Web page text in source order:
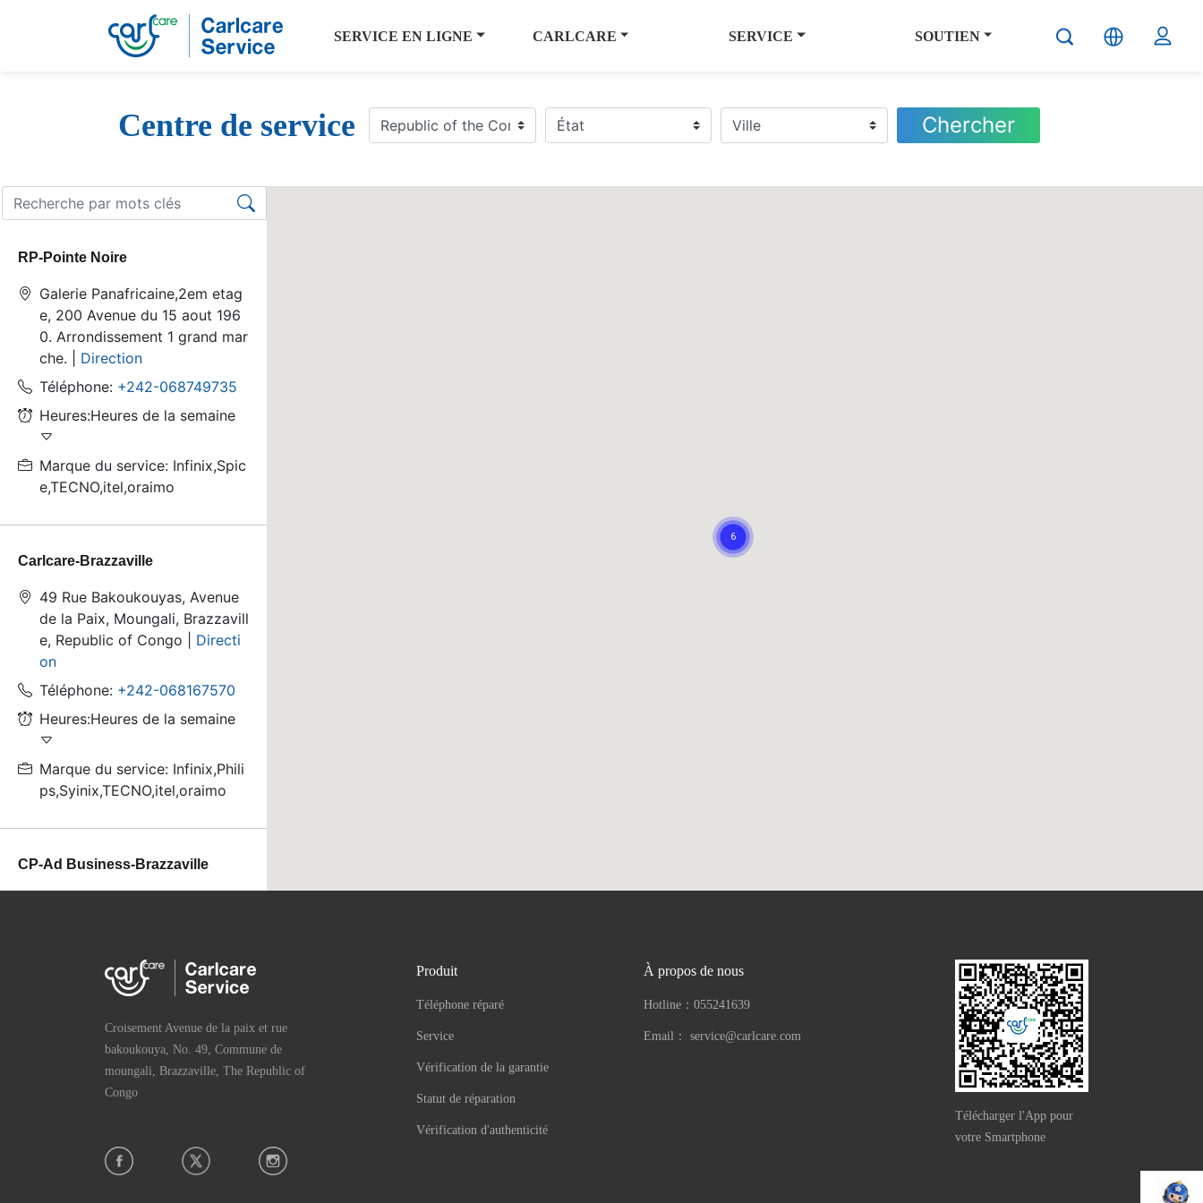
SERVICE EN LIGNE CARLCARE SERVICE SOUTIEN
Centre de service Chercher
RP-Pointe Noire
Galerie Panafricaine,2em etag
e, 200 Avenue du 15 aout 196
0. Arrondissement 1 grand mar
che. | Direction
Téléphone: +242-068749735
Heures:Heures de la semaine
Marque du service: Infinix,Spic
e,TECNO,itel,oraimo
Carlcare-Brazzaville
49 Rue Bakoukouyas, Avenue
de la Paix, Moungali, Brazzavill
e, Republic of Congo | Directi
on
Téléphone: +242-068167570
Heures:Heures de la semaine
Marque du service: Infinix,Phili
ps,Syinix,TECNO,itel,oraimo
CP-Ad Business-Brazzaville
Heures:Heures de la semaine
finix,TECNO,itel
CP-Bm City-Brazzaville
Croisement Avenue de la paix et rue
bakoukouya, No. 49, Commune de
moungali, Brazzaville, The Republic of
Congo
Produit
Téléphone réparé
Service
Vérification de la garantie
Statut de réparation
Vérification d'authenticité
À propos de nous
Hotline： 055241639
Email： service@carlcare.com
Télécharger l'App pour
votre Smartphone